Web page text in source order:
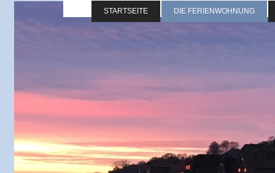
STARTSEITE DIE FERIENWOHNUNG